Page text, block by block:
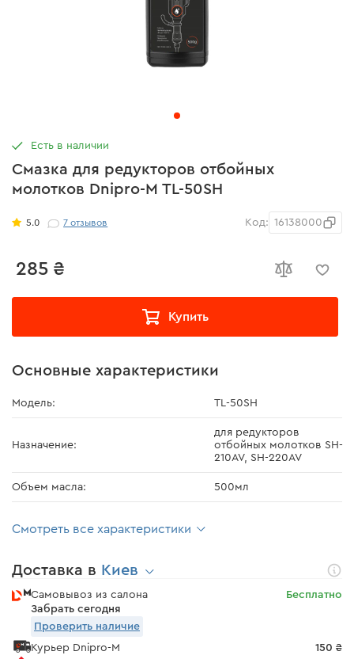
Смазка для редукторов отбойных
молотков Dnipro-M TL-50SH
5.0 7отзывов Код: 16138000
285 ₴
Купить
Есть в наличии
Основные характеристики
Модель: TL-50SH
Назначение:
для редукторов
отбойных молотков SH-
210AV, SH-220AV
Объем масла: 500мл
Смотреть все характеристики
Доставка в Киев
Самовывоз из салона
Забрать сегодня
Бесплатно
Проверить наличие
Курьер Dnipro-M
150 ₴